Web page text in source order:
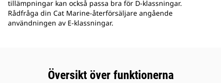
tillämpningar kan också passa bra för D-klassningar.
Rådfråga din Cat Marine-återförsäljare angående
användningen av E-klassningar.
Översikt över funktionerna